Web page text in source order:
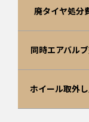
廃タイヤ処分
同時エアバル
ホイール取外